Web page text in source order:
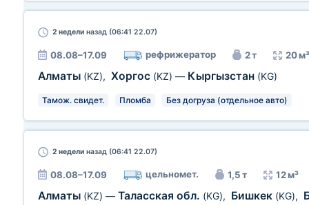
2 недели назад (06:41 22.07)
08.08–17.09 рефрижератор 2 т 20 м³
Алматы (KZ), Хоргос (KZ) — Кыргызстан (KG)
Тамож. свидет. Пломба Без догруза (отдельное авто)
2 недели назад (06:41 22.07)
08.08–17.09 цельномет. 1,5 т 12 м³
Алматы (KZ) — Таласская обл. (KG), Бишкек (KG),